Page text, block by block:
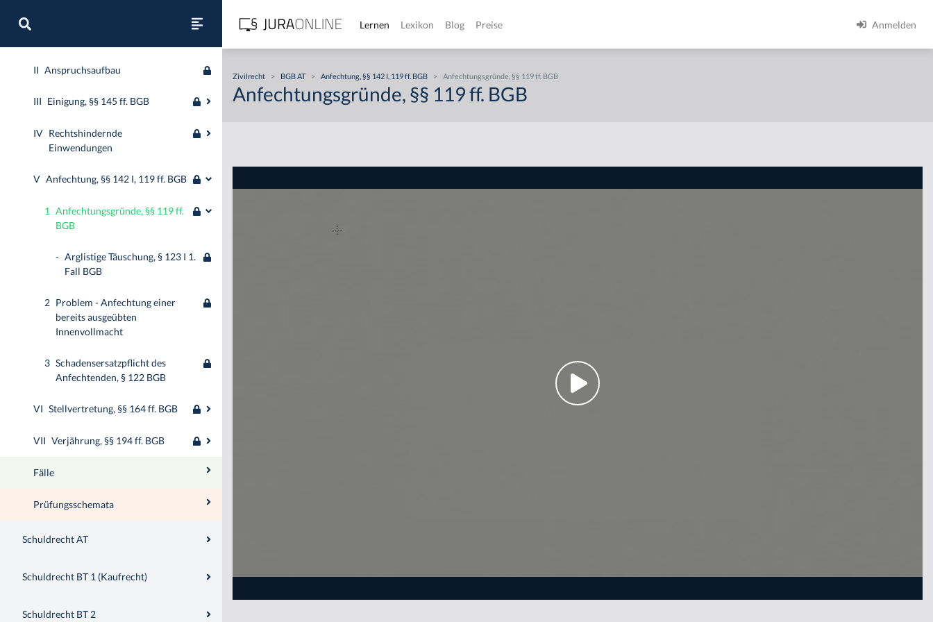
II Anspruchsaufbau
III Einigung, §§ 145 ff. BGB
IV Rechtshindernde
Einwendungen
V Anfechtung, §§ 142 I, 119 ff. BGB
1 Anfechtungsgründe, §§ 119 ff.
BGB
- Arglistige Täuschung, § 123 I 1.
Fall BGB
2 Problem - Anfechtung einer
bereits ausgeübten
Innenvollmacht
3 Schadensersatzpflicht des
Anfechtenden, § 122 BGB
VI Stellvertretung, §§ 164 ff. BGB
VII Verjährung, §§ 194 ff. BGB
Fälle
Prüfungsschemata
Schuldrecht AT
Schuldrecht BT 1 (Kaufrecht)
Schuldrecht BT 2
Lernen Lexikon Blog Preise Anmelden
Zivilrecht > BGB AT > Anfechtung, §§ 142 I, 119 ff. BGB > Anfechtungsgründe, §§ 119 ff. BGB
Anfechtungsgründe, §§ 119 ff. BGB